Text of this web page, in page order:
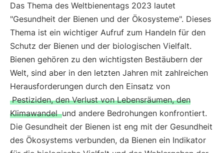
Das Thema des Weltbienentags 2023 lautet
"Gesundheit der Bienen und der Ökosysteme". Dieses
Thema ist ein wichtiger Aufruf zum Handeln für den
Schutz der Bienen und der biologischen Vielfalt.
Bienen gehören zu den wichtigsten Bestäubern der
Welt, sind aber in den letzten Jahren mit zahlreichen
Herausforderungen durch den Einsatz von
Pestiziden, den Verlust von Lebensräumen, den
Klimawandel und andere Bedrohungen konfrontiert.
Die Gesundheit der Bienen ist eng mit der Gesundheit
des Ökosystems verbunden, da Bienen ein Indikator